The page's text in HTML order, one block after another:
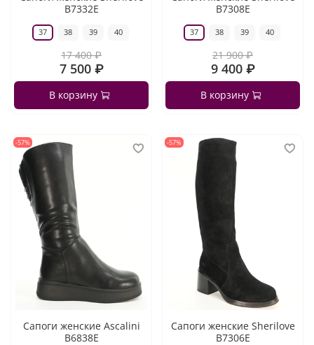
B7332E
37 38 39 40
17 400 ₽
7 500 ₽
В корзину
B7308E
37 38 39 40
21 900 ₽
9 400 ₽
В корзину
-57%
Сапоги женские Ascalini
B6838E
-57%
Сапоги женские Sherilove
B7306E